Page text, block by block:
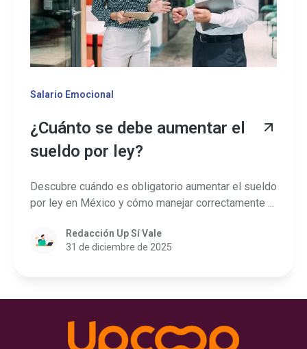
Salario Emocional
¿Cuánto se debe aumentar el
sueldo por ley?
Descubre cuándo es obligatorio aumentar el sueldo
por ley en México y cómo manejar correctamente ...
Redacción Up Sí Vale
31 de diciembre de 2025